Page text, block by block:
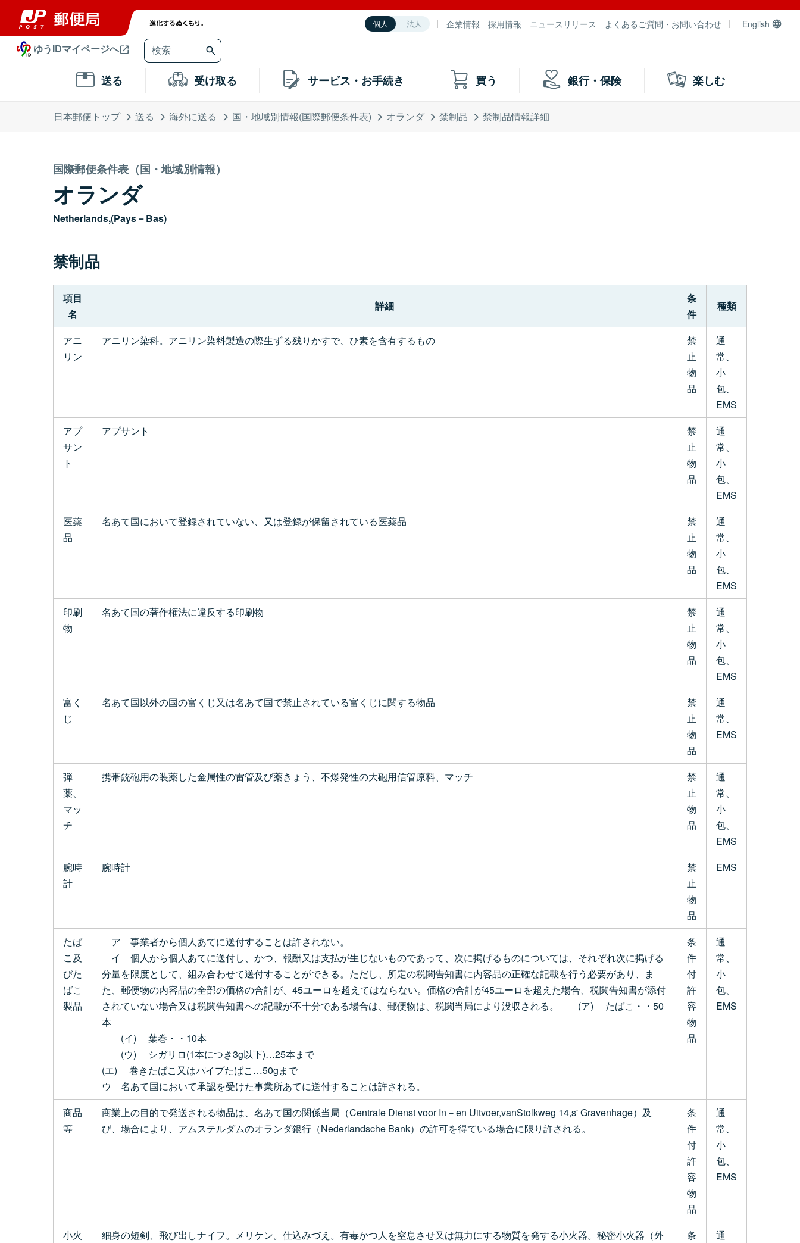
個人 法人 企業情報 採用情報 ニュースリリース よくあるご質問・お問い合わせ English
ゆうIDマイページへ
送る 受け取る サービス・お手続き 買う 銀行・保険 楽しむ
日本郵便トップ 送る 海外に送る 国・地域別情報(国際郵便条件表) オランダ 禁制品 禁制品情報詳細
国際郵便条件表（国・地域別情報）
オランダ
Netherlands,(Pays－Bas)
禁制品
項目
名
詳細
条
件
種類
アニ
リン
アニリン染科。アニリン染料製造の際生ずる残りかすで、ひ素を含有するもの
禁
止
物
品
通
常、
小
包、
EMS
アプ
サン
ト
アプサント
禁
止
物
品
通
常、
小
包、
EMS
医薬
品
名あて国において登録されていない、又は登録が保留されている医薬品
禁
止
物
品
通
常、
小
包、
EMS
印刷
物
名あて国の著作権法に違反する印刷物
禁
止
物
品
通
常、
小
包、
EMS
富く
じ
名あて国以外の国の富くじ又は名あて国で禁止されている富くじに関する物品
禁
止
物
品
通
常、
EMS
弾
薬、
マッ
チ
携帯銃砲用の装薬した金属性の雷管及び薬きょう、不爆発性の大砲用信管原料、マッチ
禁
止
物
品
通
常、
小
包、
EMS
腕時
計
腕時計
禁
止
物
品
EMS
たば
こ及
びた
ばこ
製品
ア 事業者から個人あてに送付することは許されない。
イ 個人から個人あてに送付し、かつ、報酬又は支払が生じないものであって、次に掲げるものについては、それぞれ次に掲げる
分量を限度として、組み合わせて送付することができる。ただし、所定の税関告知書に内容品の正確な記載を行う必要があり、ま
た、郵便物の内容品の全部の価格の合計が、45ユーロを超えてはならない。価格の合計が45ユーロを超えた場合、税関告知書が添付
されていない場合又は税関告知書への記載が不十分である場合は、郵便物は、税関当局により没収される。 (ア) たばこ・・50
本
(イ) 葉巻・・10本
(ウ) シガリロ(1本につき3g以下)…25本まで
(エ) 巻きたばこ又はパイプたばこ…50gまで
ウ 名あて国において承認を受けた事業所あてに送付することは許される。
条
件
付
許
容
物
品
通
常、
小
包、
EMS
商品
等
商業上の目的で発送される物品は、名あて国の関係当局（Centrale Dienst voor In－en Uitvoer,vanStolkweg 14,s' Gravenhage）及
び、場合により、アムステルダムのオランダ銀行（Nederlandsche Bank）の許可を得ている場合に限り許される。
条
件
付
許
容
物
品
通
常、
小
包、
EMS
小火
細身の短剣、飛び出しナイフ。メリケン。仕込みづえ。有毒かつ人を窒息させ又は無力にする物質を発する小火器。秘密小火器（外
条
通